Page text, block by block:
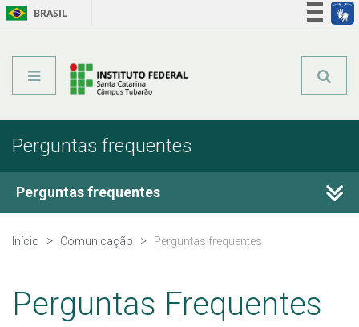
BRASIL
Perguntas frequentes
Perguntas frequentes
Conheça o IFSC
Quero estudar no IFSC
Início Comunicação Perguntas frequentes
Perguntas Frequentes